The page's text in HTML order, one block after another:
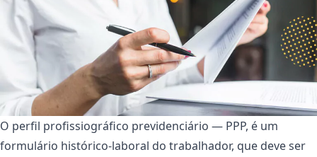
O perfil profissiográfico previdenciário — PPP, é um
formulário histórico-laboral do trabalhador, que deve ser